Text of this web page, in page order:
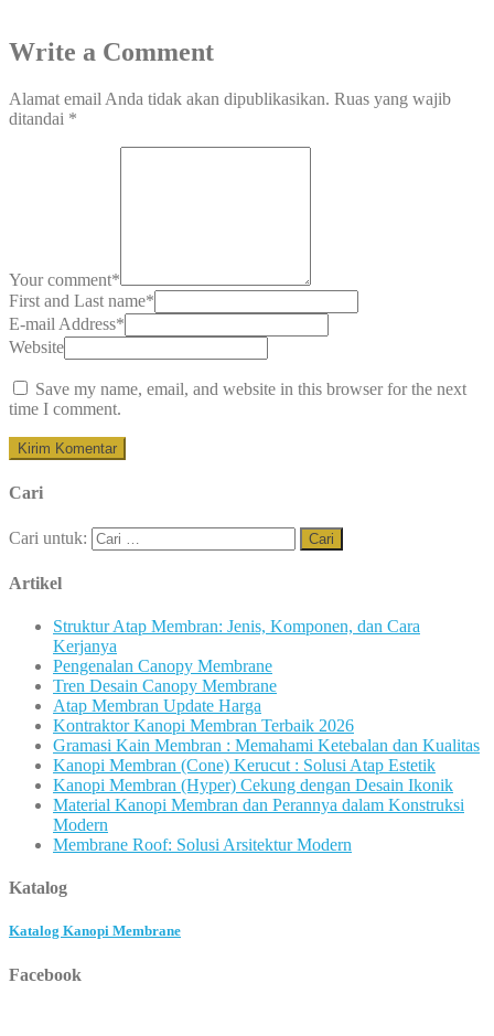
Write a Comment
Alamat email Anda tidak akan dipublikasikan. Ruas yang wajib
ditandai *
Your comment*
First and Last name*
E-mail Address*
Website
Save my name, email, and website in this browser for the next
time I comment.
Cari
Cari untuk:
Artikel
Struktur Atap Membran: Jenis, Komponen, dan Cara
Kerjanya
Pengenalan Canopy Membrane
Tren Desain Canopy Membrane
Atap Membran Update Harga
Kontraktor Kanopi Membran Terbaik 2026
Gramasi Kain Membran : Memahami Ketebalan dan Kualitas
Kanopi Membran (Cone) Kerucut : Solusi Atap Estetik
Kanopi Membran (Hyper) Cekung dengan Desain Ikonik
Material Kanopi Membran dan Perannya dalam Konstruksi
Modern
Membrane Roof: Solusi Arsitektur Modern
Katalog
Katalog Kanopi Membrane
Facebook